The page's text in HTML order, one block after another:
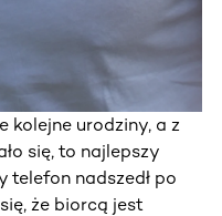
kolejne urodziny, a z
się, to najlepszy
telefon nadszedł po
że biorcą jest